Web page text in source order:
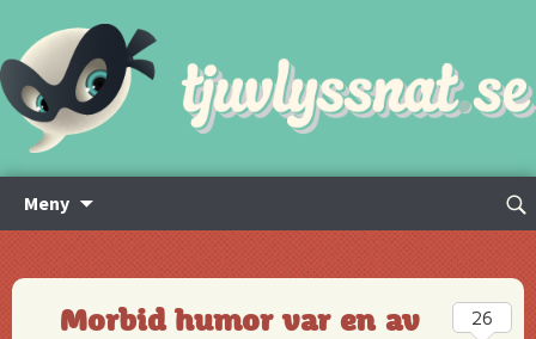
Meny
innehåll
Sök
Morbid humor var en av
26